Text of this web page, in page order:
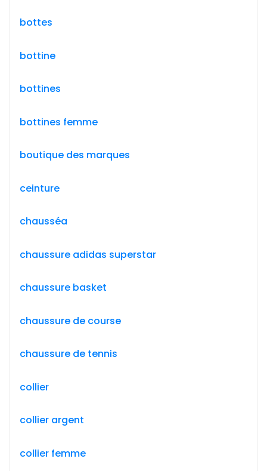
bottes
bottine
bottines
bottines femme
boutique des marques
ceinture
chausséa
chaussure adidas superstar
chaussure basket
chaussure de course
chaussure de tennis
collier
collier argent
collier femme